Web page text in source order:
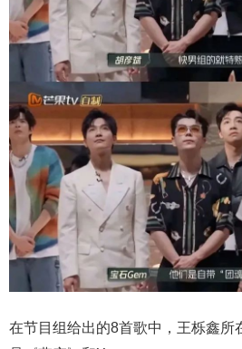
在节目组给出的8首歌中，王栎鑫所